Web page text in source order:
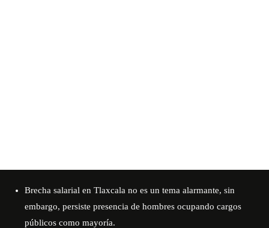
Brecha salarial en Tlaxcala no es un tema alarmante, sin
embargo, persiste presencia de hombres ocupando cargos
públicos como mayoría.